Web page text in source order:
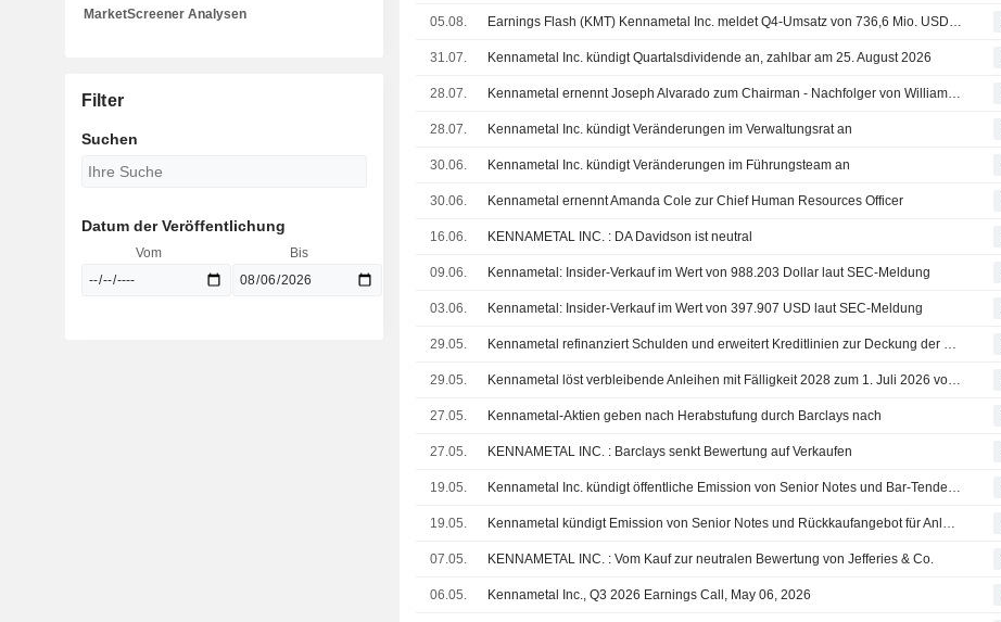
05.08. Earnings Flash (KMT) Kennametal Inc. meldet Q4-Umsatz von 736,6 Mio. USD, nach FactSet-Schätzung von 725,7 Mio. USD
31.07. Kennametal Inc. kündigt Quartalsdividende an, zahlbar am 25. August 2026
28.07. Kennametal ernennt Joseph Alvarado zum Chairman - Nachfolger von William Lambert
28.07. Kennametal Inc. kündigt Veränderungen im Verwaltungsrat an
30.06. Kennametal Inc. kündigt Veränderungen im Führungsteam an
30.06. Kennametal ernennt Amanda Cole zur Chief Human Resources Officer
16.06. KENNAMETAL INC. : DA Davidson ist neutral
09.06. Kennametal: Insider-Verkauf im Wert von 988.203 Dollar laut SEC-Meldung
03.06. Kennametal: Insider-Verkauf im Wert von 397.907 USD laut SEC-Meldung
29.05. Kennametal refinanziert Schulden und erweitert Kreditlinien zur Deckung der Wolfram-Nachfrage
29.05. Kennametal löst verbleibende Anleihen mit Fälligkeit 2028 zum 1. Juli 2026 vorzeitig ein
27.05. Kennametal-Aktien geben nach Herabstufung durch Barclays nach
27.05. KENNAMETAL INC. : Barclays senkt Bewertung auf Verkaufen
19.05. Kennametal Inc. kündigt öffentliche Emission von Senior Notes und Bar-Tender-Angebot für Schuldverschreibungen an
19.05. Kennametal kündigt Emission von Senior Notes und Rückkaufangebot für Anleihen mit Fälligkeit 2028 an
07.05. KENNAMETAL INC. : Vom Kauf zur neutralen Bewertung von Jefferies & Co.
06.05. Kennametal Inc., Q3 2026 Earnings Call, May 06, 2026
MarketScreener Analysen
Filter
Suchen
Datum der Veröffentlichung
Vom Bis